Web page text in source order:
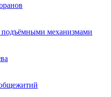
подъёмными механизмами